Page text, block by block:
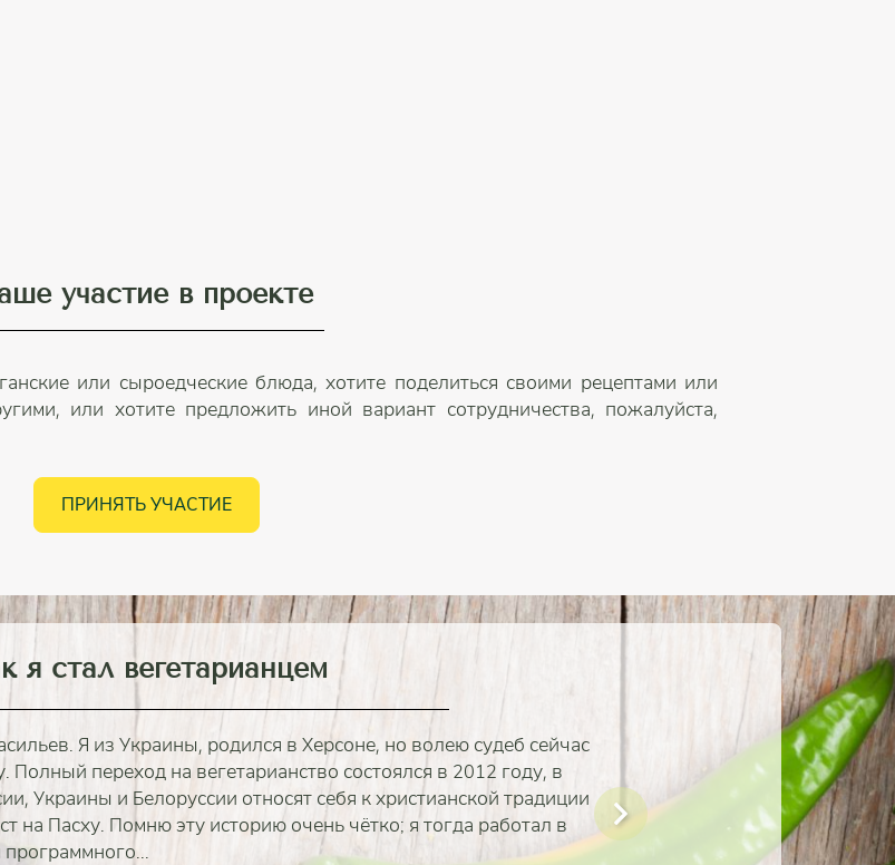
участие в проекте
или сыроедческие блюда, хотите поделиться своими рецептами или
или хотите предложить иной вариант сотрудничества, пожалуйста,
ПРИНЯТЬ УЧАСТИЕ
я стал вегетарианцем
Я из Украины, родился в Херсоне, но волею судеб сейчас
переход на вегетарианство состоялся в 2012 году, в
Украины и Белоруссии относят себя к христианской традиции
на Пасху. Помню эту историю очень чётко; я тогда работал в